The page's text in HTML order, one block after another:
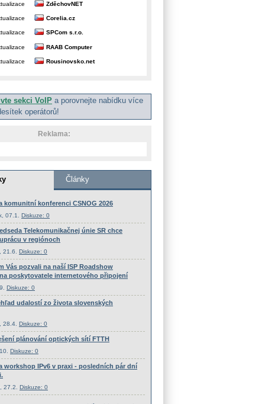
ZděchovNET
Corelia.cz
SPCom s.r.o.
RAAB Computer
Rousinovsko.net
sekci VoIP a porovnejte nabídku více
operátorů!
Reklama: